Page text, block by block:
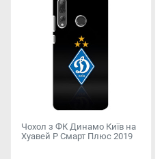
Чохол з ФК Динамо Київ на
Хуавей Р Смарт Плюс 2019